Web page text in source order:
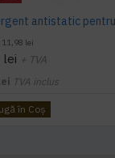
11,98 lei
lei + TVA
TVA inclus
în Coş